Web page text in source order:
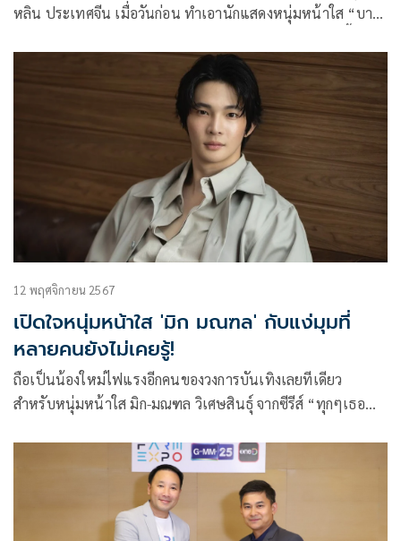
หลิน ประเทศจีน เมื่อวันก่อน ทำเอานักแสดงหนุ่มหน้าใส “บาส-
เพราะมีแฟนๆชาวจีนมาให้กำลังใจล้นหลาม งานนี้เจ้าตัวเลยมา
เล่าถึงการทำงานที่จีน พร้อมทั้งอัปเดตคอนเสิร์ตเดี่ยวที่กำลังจะมี
12 พฤศจิกายน 2567
เปิดใจหนุ่มหน้าใส 'มิก มณฑล' กับแง่มุมที่
หลายคนยังไม่เคยรู้!
ถือเป็นน้องใหม่ไฟแรงอีกคนของวงการบันเทิงเลยทีเดียว
สำหรับหนุ่มหน้าใส มิก-มณฑล วิเศษสินธุ์ จากซีรีส์ “ทุกๆเธอ
ตอนนี้กำลังเข้มข้นเรียกได้ว่าพาคนดูทั้งเศร้าน้ำตาพรากไปจนถึง
ฟินจิกหมอน โดยเจ้าตัวได้มาเปิดใจถึงทุกๆแง่มุมในชีวิต